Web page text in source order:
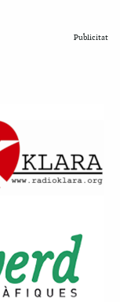
Publicitat